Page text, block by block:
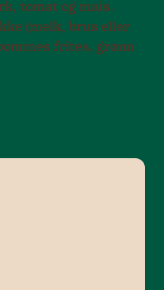
tomat og mais.
(melk, brus eller
frites, grønn